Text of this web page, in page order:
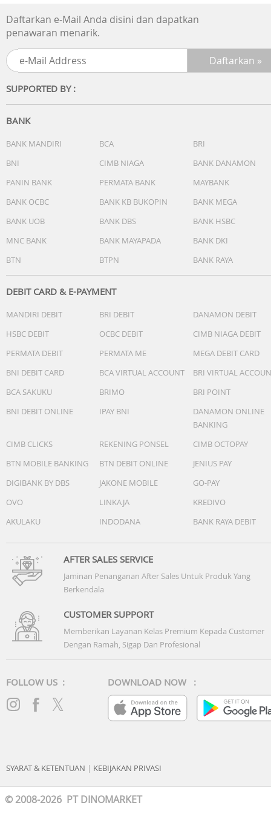
Daftarkan e-Mail Anda disini dan dapatkan
penawaran menarik.
SUPPORTED BY :
BANK
BANK MANDIRI BCA
BRI
BNI
CIMB NIAGA
BANK DANAMON
PANIN BANK
PERMATA BANK
MAYBANK
BANK OCBC
BANK KB BUKOPIN
BANK MEGA
BANK UOB
BANK DBS
BANK HSBC
MNC BANK
BANK MAYAPADA
BANK DKI
BTN
BTPN BANK RAYA
DEBIT CARD & E-PAYMENT
MANDIRI DEBIT BRI DEBIT
DANAMON DEBIT
HSBC DEBIT
OCBC DEBIT
CIMB NIAGA DEBIT
PERMATA DEBIT
PERMATA ME
MEGA DEBIT CARD
BNI DEBIT CARD
BCA VIRTUAL ACCOUNT
BRI VIRTUAL
BCA SAKUKU
BRIMO
BRI POINT
BNI DEBIT ONLINE
IPAY BNI
DANAMON ONLINE
BANKING
CIMB CLICKS
REKENING PONSEL
CIMB OCTOPAY
BTN MOBILE BANKING
BTN DEBIT ONLINE
JENIUS PAY
DIGIBANK BY DBS
JAKONE MOBILE
GO-PAY
OVO
LINKAJA
KREDIVO
AKULAKU
INDODANA BANK RAYA DEBIT
AFTER SALES SERVICE
Jaminan Penanganan After Sales Untuk Produk Yang
Berkendala
CUSTOMER SUPPORT
Memberikan Layanan Kelas Premium Kepada Customer
Dengan Ramah, Sigap Dan Profesional
FOLLOW US : DOWNLOAD NOW :
SYARAT & KETENTUAN | KEBIJAKAN PRIVASI
© 2008-2026 PT DINOMARKET